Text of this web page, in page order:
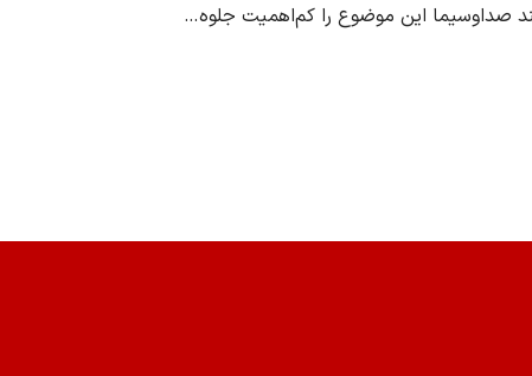
صداوسیما این موضوع را کم‌اهمیت جلوه…